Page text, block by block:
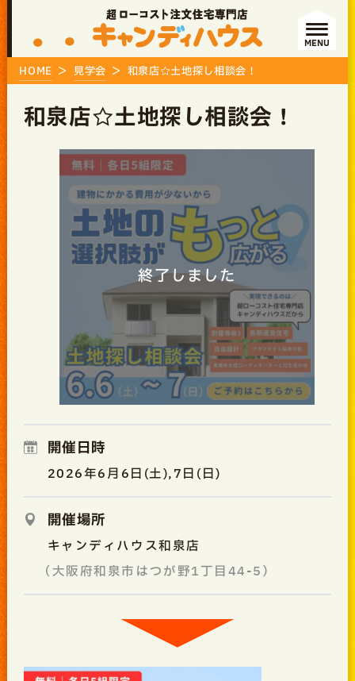
MENU
HOME 見学会 和泉店☆土地探し相談会！
和泉店☆土地探し相談会！
終了しました
開催日時
2026年6月6日(土),7日(日)
開催場所
キャンディハウス和泉店
（大阪府和泉市はつが野1丁目44-5）